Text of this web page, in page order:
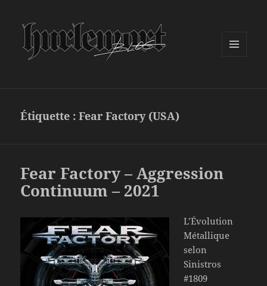
Étiquette :Fear Factory (USA)
Fear Factory – Aggression
Continuum – 2021
L’Évolution
Métallique
selon
Sinistros
#1809